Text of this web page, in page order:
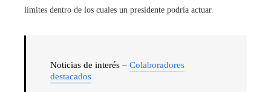
límites dentro de los cuales un presidente podría actuar.
Noticias de interés – Colaboradores
destacados